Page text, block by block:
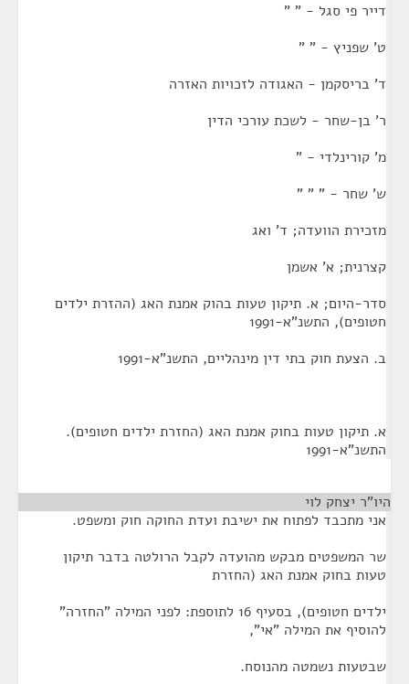
דייר פי סגל - " "
ט' שפניץ - " "
ד' בריסקמן - האגודה לזכויות האזרה
ר' בן-שחר - לשכת עורכי הדין
מ' קורינלדי - "
ש' שחר - " " "
מזכירת הוועדה; ד' ואג
קצרנית; א' אשמן
סדר-היום; א. תיקון טעות בהוק אמנת האג (ההזרת ילדים
חטופים), התשנ"א-1991
ב. הצעת חוק בתי דין מינהליים, התשנ"א-1991
א. תיקון טעות בחוק אמנת האג (החזרת ילדים חטופים).
התשנ"א-1991
היו"ר יצחק לוי
אני מתכבד לפתוח את ישיבת ועדת החוקה חוק ומשפט.
שר המשפטים מבקש מהועדה לקבל הרולטה בדבר תיקון
טעות בחוק אמנת האג (החזרת
ילדים חטופים), בסעיף 16 לתוספת: לפני המילה "החזרה"
להוסיף את המילה "אי",
שבטעות נשמטה מהנוסח.